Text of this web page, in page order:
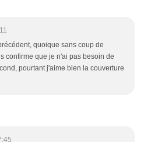
quoique sans coup de
confirme que je n'ai pas besoin de
pourtant j'aime bien la couverture